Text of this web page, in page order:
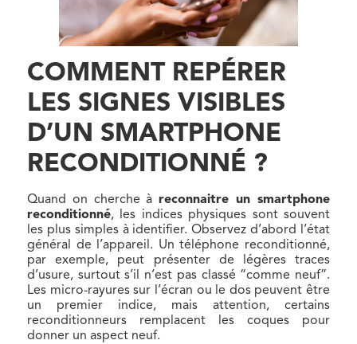
COMMENT REPÉRER
LES SIGNES VISIBLES
D’UN SMARTPHONE
RECONDITIONNÉ ?
Quand on cherche àreconnaitre un smartphone
reconditionné, les indices physiques sont souvent
les plus simples à identifier. Observez d’abord l’état
général de l’appareil. Un téléphone reconditionné,
par exemple, peut présenter de légères traces
d’usure, surtout s’il n’est pas classé “comme neuf”.
Les micro-rayures sur l’écran ou le dos peuvent être
un premier indice, mais attention, certains
reconditionneurs remplacent les coques pour
donner un aspect neuf.